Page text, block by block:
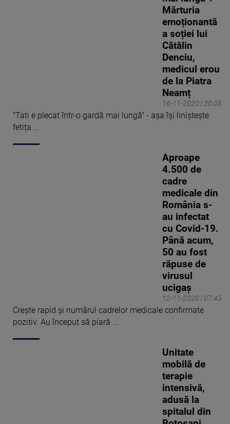
16-11-2020 | 20:05
Mărturia
emoționantă
a soției lui
Cătălin
Denciu,
medicul erou
de la Piatra
Neamț
"Tati e plecat într-o gardă mai lungă" - așa își liniștește
fetița ...
12-11-2020 | 07:45
Aproape
4.500 de
cadre
medicale din
România s-
au infectat
cu Covid-19.
Până acum,
50 au fost
răpuse de
virusul
ucigaș
Crește rapid și numărul cadrelor medicale confirmate
pozitiv. Au început să piară ...
Unitate
mobilă de
terapie
intensivă,
adusă la
spitalul din